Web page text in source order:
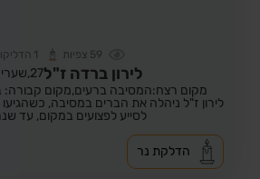
59 צפיות 1
לירון ברדה ז"ל27,
מקום רצח:המסיבה ברעים,מקום קבורה:
לירון ז"ל ניהלה את הברים במסיבה,
לסייע לפצועים במקום, עד
הדלקת נר